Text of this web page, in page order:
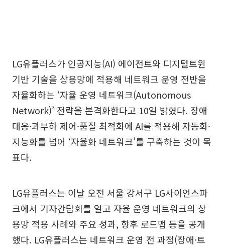
LG유플러스가 인공지능(AI) 에이전트와 디지털트윈
기반 기술을 상용망에 적용해 네트워크 운영 전반을
자율화하는 ‘자율 운영 네트워크(Autonomous
Network)’ 전략을 본격화한다고 10일 밝혔다. 장애
대응·과부하 제어·품질 최적화에 AI를 적용해 자동화·
지능화를 넘어 ‘자율화 네트워크’를 구축하는 것이 목
표다.
LG유플러스는 이날 오전 서울 강서구 LG사이언스파
크에서 기자간담회를 열고 자율 운영 네트워크의 상
용망 적용 사례와 주요 성과, 향후 로드맵 등을 공개
했다. LG유플러스는 네트워크 운영 전 과정(장애·트